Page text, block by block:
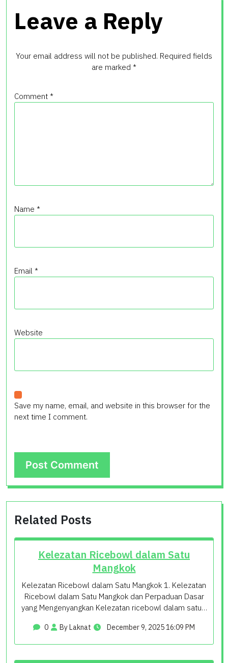
Leave a Reply
Your email address will not be published. Required fields
are marked *
Comment *
Name *
Email *
Website
Save my name, email, and website in this browser for the
next time I comment.
Related Posts
Kelezatan Ricebowl dalam Satu
Mangkok
Kelezatan Ricebowl dalam Satu Mangkok 1. Kelezatan
Ricebowl dalam Satu Mangkok dan Perpaduan Dasar
yang Mengenyangkan Kelezatan ricebowl dalam satu…
0 By Laknat December 9, 2025 16:09 PM